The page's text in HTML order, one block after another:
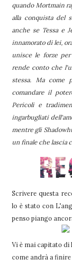
quando Mortmain
alla conquista del
anche se Tessa e
innamorato di lei,
unisce le forze
rende conto che
stessa. Ma come
comandare il
Pericoli e
ingarbugliati
mentre gli
un finale che lascia
Scrivere questa
lo è stato con
penso piango
Vi è mai capitato di
come andrà a